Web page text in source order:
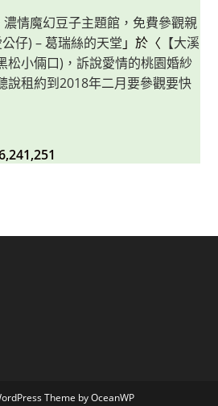
濃情魔幻豆子主題館，免費參觀親
仔) – 葛瑞絲的天堂 」於〈 【大溪
松小倆口)，訴說愛情的桃園婚紗
說租約到2018年二月要參觀要快
Theme by OceanWP